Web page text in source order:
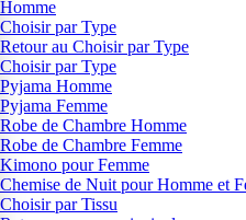
Homme
Choisir par Type
Retour au Choisir par Type
Choisir par Type
Pyjama Homme
Pyjama Femme
Robe de Chambre Homme
Robe de Chambre Femme
Kimono pour Femme
Chemise de Nuit pour Homme et
Choisir par Tissu